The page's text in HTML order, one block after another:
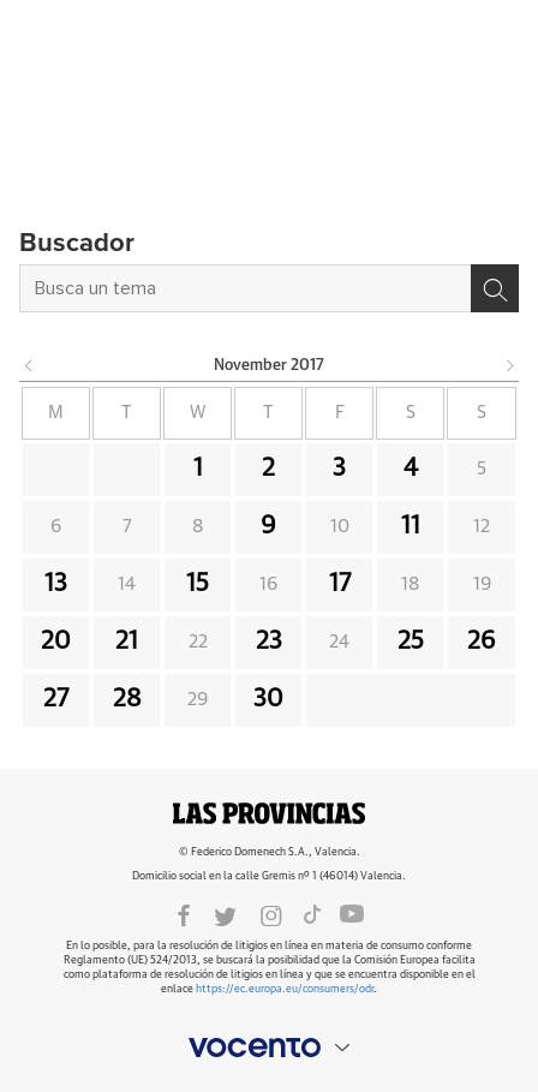
Buscador
November 2017
M W F S S
1 2 3 4 5
6 7 8 9 10 11 12
13 14 15 16 17 18 19
20 21 22 23 24 25 26
27 28 29 30
© Federico Domenech S.A., Valencia.
Domicilio social en la calle Gremis nº 1 (46014) Valencia.
En lo posible, para la resolución de litigios en línea en materia de consumo conforme
Reglamento (UE) 524/2013, se buscará la posibilidad que la Comisión Europea facilita
como plataforma de resolución de litigios en línea y que se encuentra disponible en el
enlace https://ec.europa.eu/consumers/odr.